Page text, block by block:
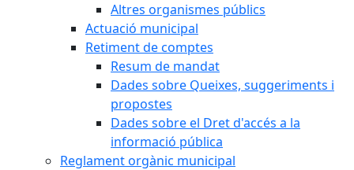
Altres organismes públics
Actuació municipal
Retiment de comptes
Resum de mandat
Dades sobre Queixes, suggeriments i
propostes
Dades sobre el Dret d'accés a la
informació pública
Reglament orgànic municipal